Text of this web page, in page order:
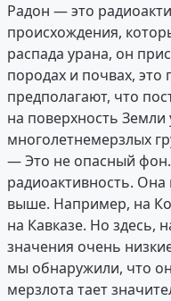
Радон — это
происхождения,
распада урана, он
породах и почвах, это
предполагают, что
на поверхность Земли
многолетнемерзлых
— Это не опасный фон.
радиоактивность. Она
выше. Например, на
на Кавказе. Но здесь,
значения очень
мы обнаружили, что
мерзлота тает